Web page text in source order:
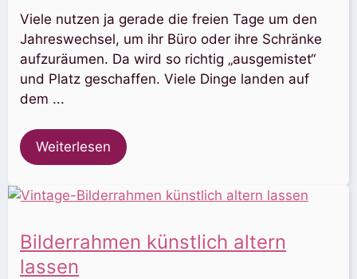
Viele nutzen ja gerade die freien Tage um den
Jahreswechsel, um ihr Büro oder ihre Schränke
aufzuräumen. Da wird so richtig „ausgemistet“
und Platz geschaffen. Viele Dinge landen auf
dem ...
Weiterlesen
Bilderrahmen künstlich altern
lassen